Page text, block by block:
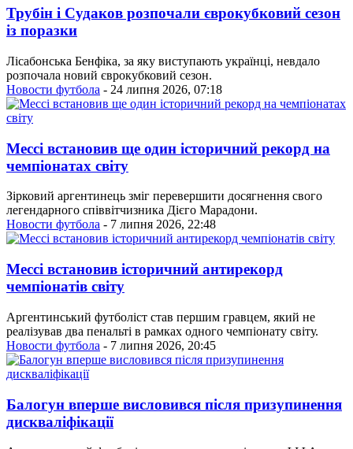
Трубін і Судаков розпочали єврокубковий сезон
із поразки
Лісабонська Бенфіка, за яку виступають українці, невдало
розпочала новий єврокубковий сезон.
Новости футбола - 24 липня 2026, 07:18
Мессі встановив ще один історичний рекорд на
чемпіонатах світу
Зірковий аргентинець зміг перевершити досягнення свого
легендарного співвітчизника Дієго Марадони.
Новости футбола - 7 липня 2026, 22:48
Мессі встановив історичний антирекорд
чемпіонатів світу
Аргентинський футболіст став першим гравцем, який не
реалізував два пенальті в рамках одного чемпіонату світу.
Новости футбола - 7 липня 2026, 20:45
Балогун вперше висловився після призупинення
дискваліфікації